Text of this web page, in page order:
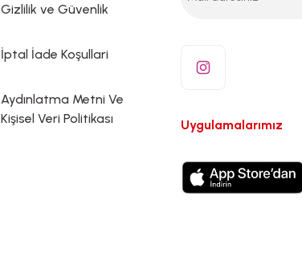
Gizlilik ve Güvenlik
İptal İade Koşullari
Aydınlatma Metni Ve
Kişisel Veri Politikası
Uygulamalarımız